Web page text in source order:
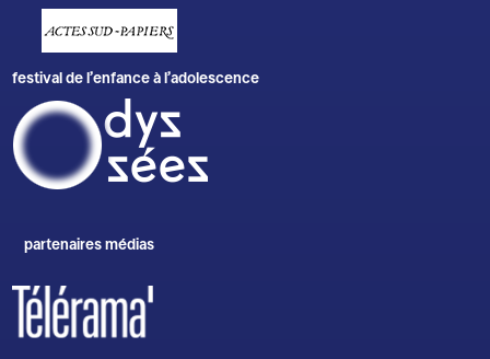
festival de l’enfance à l’adolescence
partenaires médias